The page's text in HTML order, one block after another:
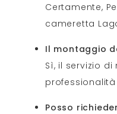
Certamente,
cameretta
Il montaggio
Sì, il servizio
Posso